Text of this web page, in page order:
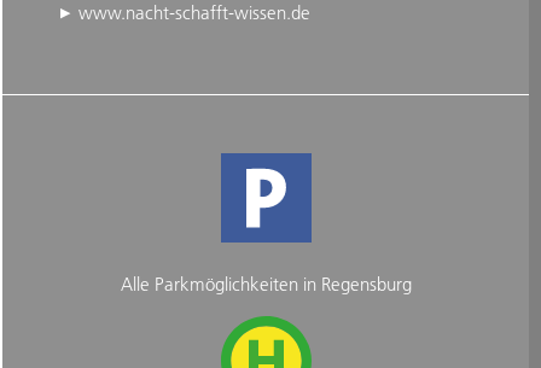
www.nacht-schafft-wissen.de
Alle Parkmöglichkeiten in Regensburg